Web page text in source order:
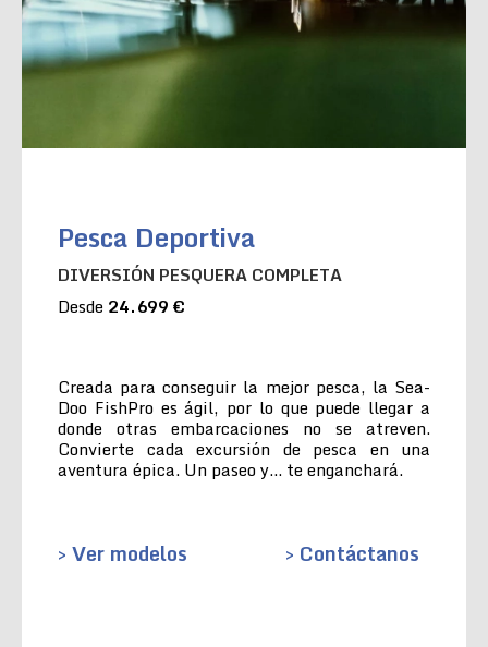
Pesca Deportiva
DIVERSIÓN PESQUERA COMPLETA
Desde 24.699 €
Creada para conseguir la mejor pesca, la Sea-
Doo FishPro es ágil, por lo que puede llegar a
donde otras embarcaciones no se atreven.
Convierte cada excursión de pesca en una
aventura épica. Un paseo y… te enganchará.
> Ver modelos > Contáctanos